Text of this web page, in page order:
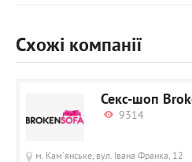
Схожі компанії
Секс-шоп
9314
м. Кам'янське, вул. Івана Франка, 12